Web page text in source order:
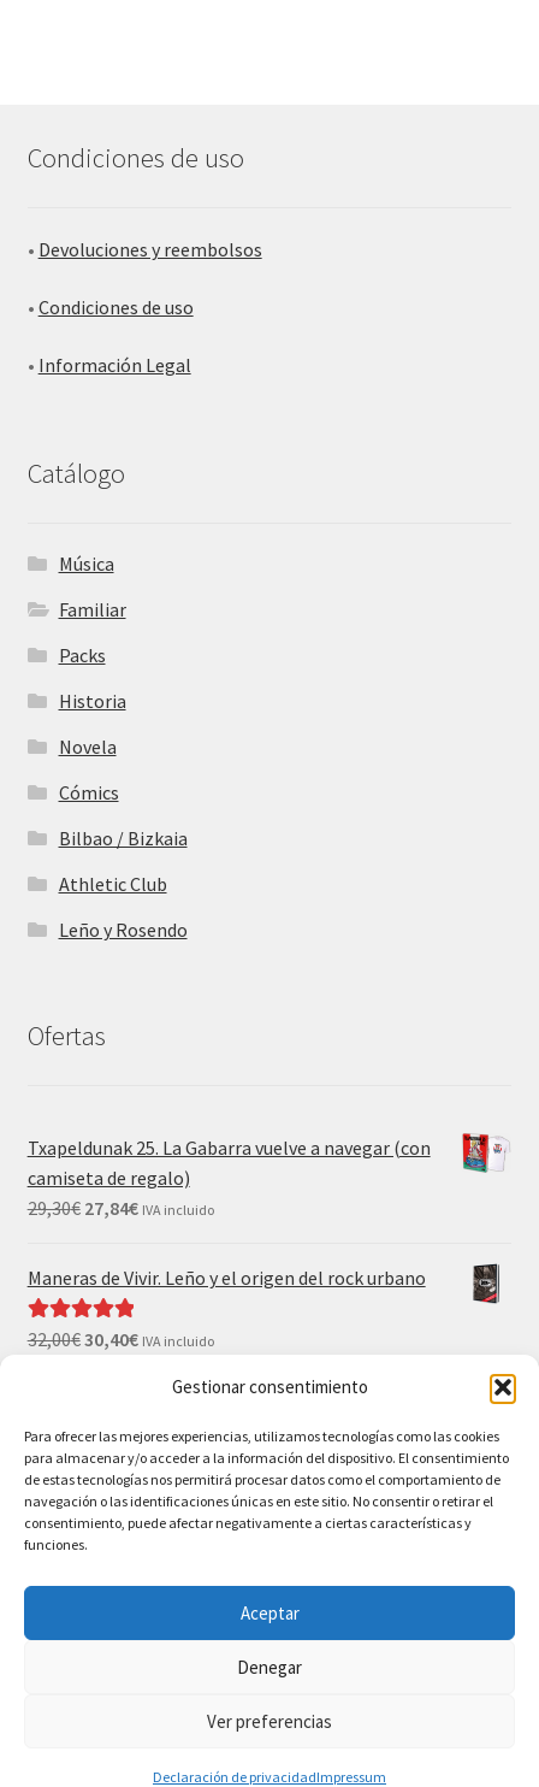
Gestionar consentimiento
Para ofrecer las mejores experiencias, utilizamos tecnologías como las cookies
para almacenar y/o acceder a la información del dispositivo. El consentimiento
de estas tecnologías nos permitirá procesar datos como el comportamiento de
navegación o las identificaciones únicas en este sitio. No consentir o retirar el
consentimiento, puede afectar negativamente a ciertas características y
funciones.
Aceptar
Denegar
Ver preferencias
Declaración de privacidadImpressum
Condiciones de uso
• Devoluciones y reembolsos
• Condiciones de uso
• Información Legal
Catálogo
Música
Familiar
Packs
Historia
Novela
Cómics
Bilbao / Bizkaia
Athletic Club
Leño y Rosendo
Ofertas
Txapeldunak 25. La Gabarra vuelve a navegar (con
camiseta de regalo)
29,30€ 27,84€ IVA incluido
Maneras de Vivir. Leño y el origen del rock urbano
Valorado con
32,00€30,40€ IVA incluido
camiseta y postales de regalo)
35,00€33,25€
© BAO Bilbao Ediciones 2026
Construido con WooCommerce